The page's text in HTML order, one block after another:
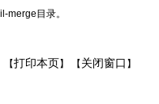
merge目录。
【打印本页】 【 关闭窗口 】